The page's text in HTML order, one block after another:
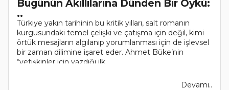
Bugünün Akıllılarına Dünden Bir Öykü:
..
Türkiye yakın tarihinin bu kritik yılları, salt romanın
kurgusundaki temel çelişki ve çatışma için değil, kimi
örtük mesajların algılanıp yorumlanması için de işlevsel
bir zaman dilimine işaret eder. Ahmet Büke’nin
“yetişkinler için yazdığı ilk ..
Devamı..